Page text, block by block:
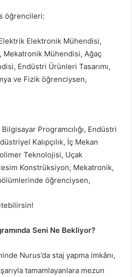
öğrencileri:
Elektronik Mühendisi,
Mekatronik Mühendisi, Ağaç
Endüstri Ürünleri Tasarımı,
ve Fizik öğrenciysen,
Programcılığı, Endüstri
Kalıpçılık, İç Mekan
Teknolojisi, Uçak
Konstrüksiyon, Mekatronik,
öğrenciysen,
Seni Ne Bekliyor?
Nurus’da staj yapma imkânı,
tamamlayanlara mezun